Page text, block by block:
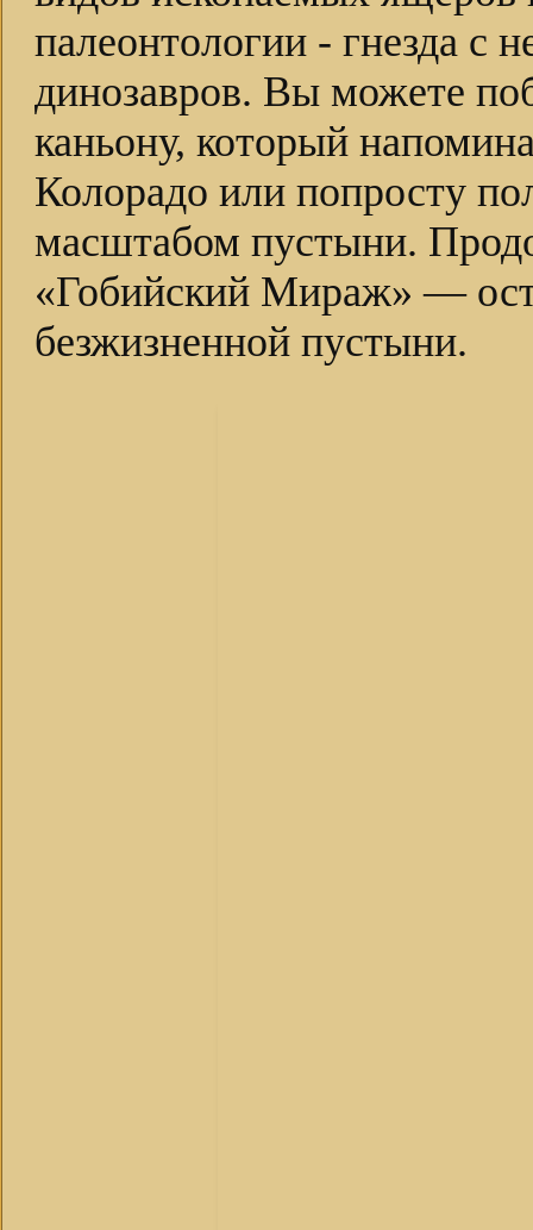
палеонтологии - гнезда с
динозавров. Вы можете
каньону, который
Колорадо или попросту
масштабом пустыни.
«Гобийский Мираж» —
безжизненной пустыни.